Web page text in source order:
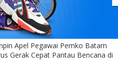
Apel Pegawai Pemko Batam
Gerak Cepat Pantau Bencana di